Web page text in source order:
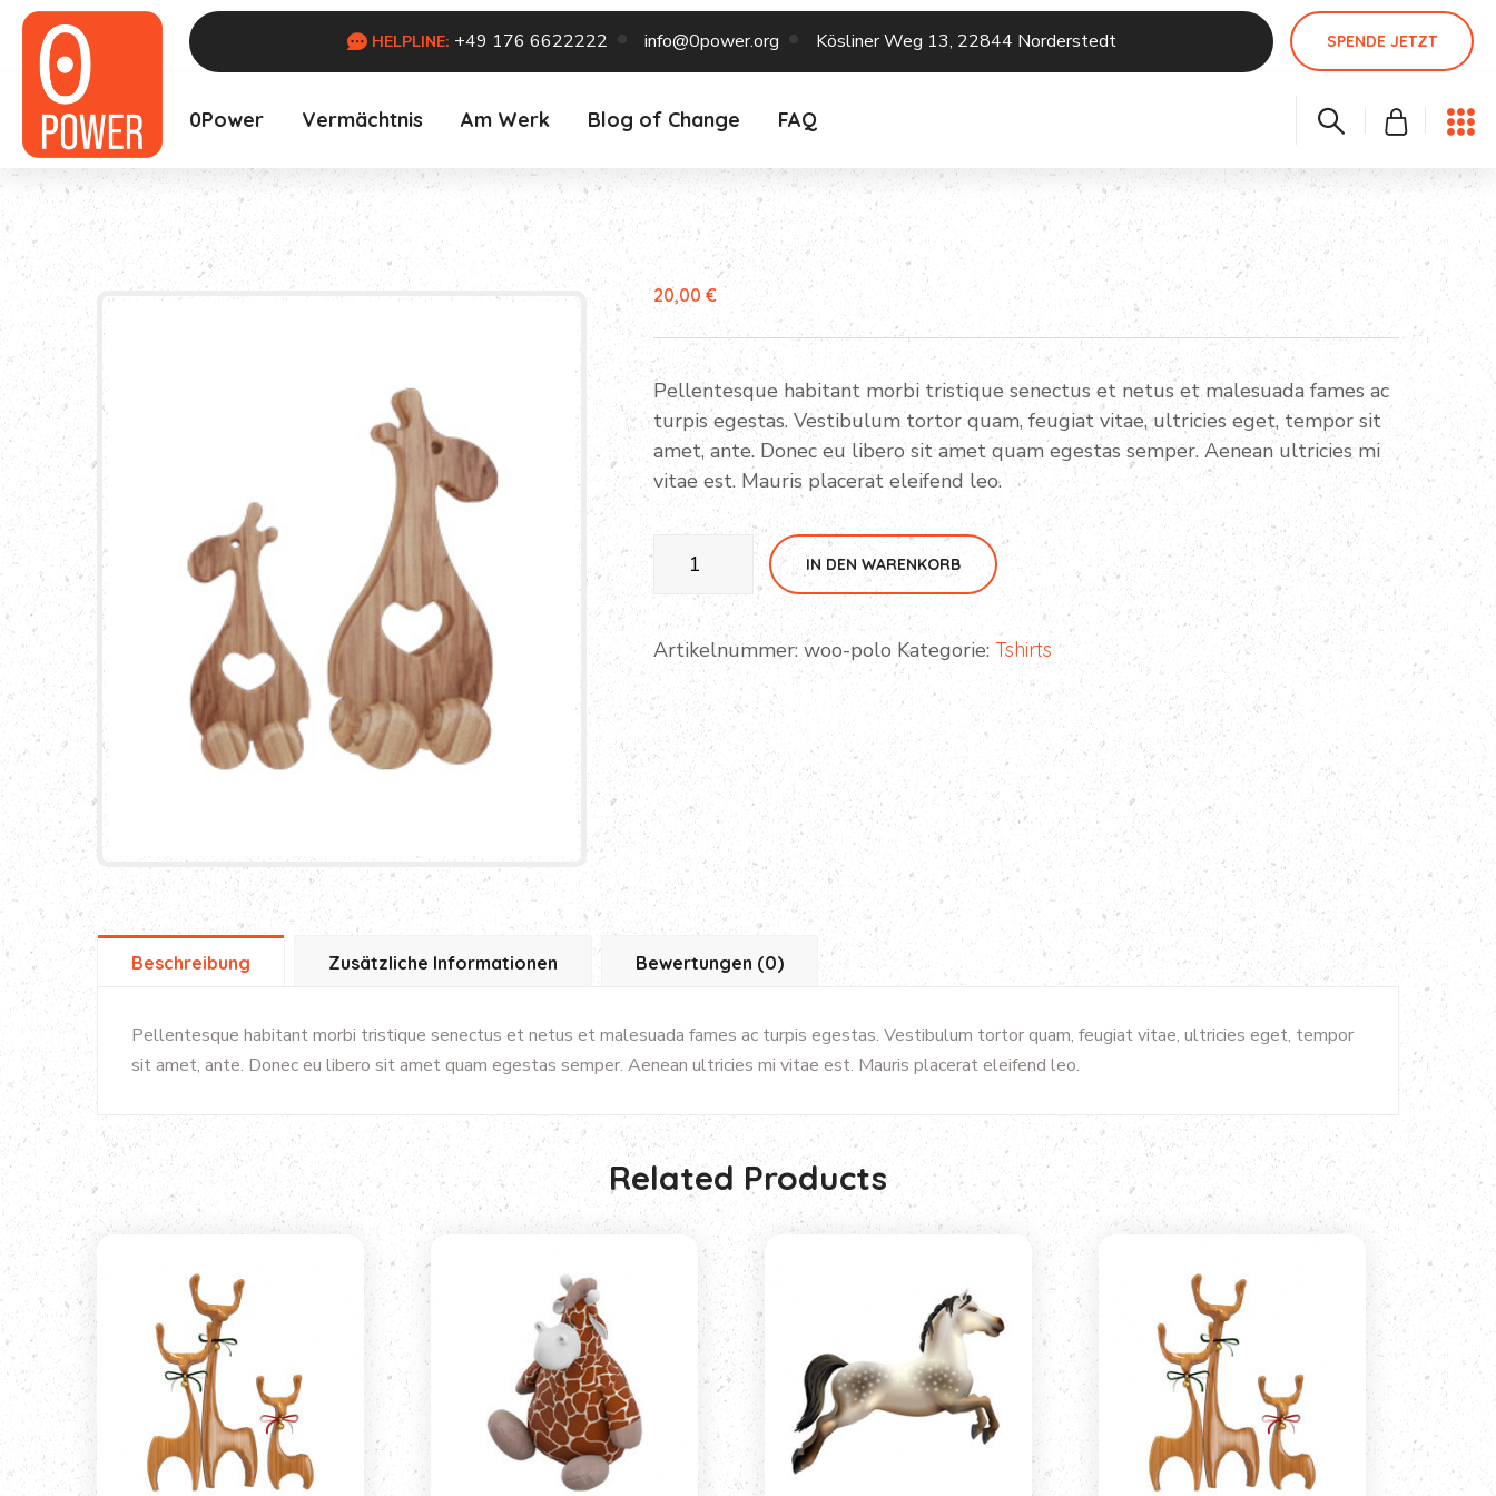
HELPLINE: +49 176 6622222 info@0power.org Kösliner Weg 13, 22844 Norderstedt SPENDE JETZT
0Power Vermächtnis Am Werk Blog of Change FAQ
20,00 €
Pellentesque habitant morbi tristique senectus et netus et malesuada fames ac
turpis egestas. Vestibulum tortor quam, feugiat vitae, ultricies eget, tempor sit
amet, ante. Donec eu libero sit amet quam egestas semper. Aenean ultricies mi
vitae est. Mauris placerat eleifend leo.
Play
Set
Menge
IN DEN WARENKORB
Artikelnummer: woo-polo Kategorie: Tshirts
Beschreibung Zusätzliche Informationen Bewertungen (0)
Pellentesque habitant morbi tristique senectus et netus et malesuada fames ac turpis egestas. Vestibulum tortor quam, feugiat vitae, ultricies eget, tempor
sit amet, ante. Donec eu libero sit amet quam egestas semper. Aenean ultricies mi vitae est. Mauris placerat eleifend leo.
Related Products